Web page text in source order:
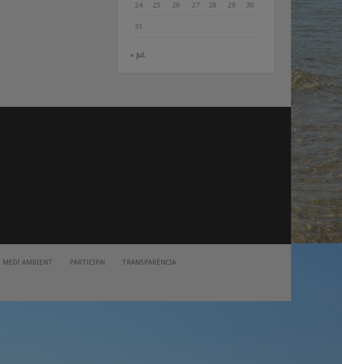
24 25 26 27 28 29 30
31
« jul.
MEDI AMBIENT PARTICIPA! TRANSPARÈNCIA